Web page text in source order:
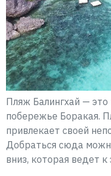
Пляж Балингхай — это
побережье Боракая.
привлекает своей
Добраться сюда
вниз, которая ведет